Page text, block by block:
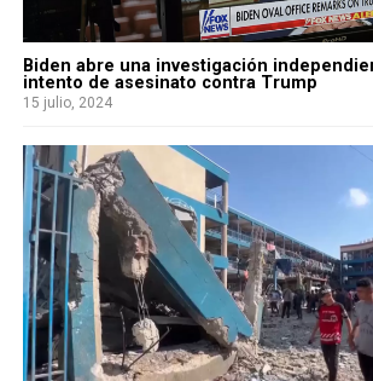
Biden abre una investigación
intento de asesinato contra Trump
15 julio, 2024